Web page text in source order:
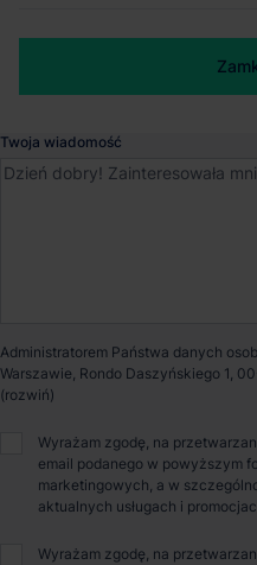
Bartosz
Dostępna powierzchnia
Dostępność
Twoja wiadomość
Administratorem Państwa danych
Warszawie, Rondo Daszyńskiego 1,
Wyrażam zgodę, na
email podanego w powyższym
marketingowych, a w
aktualnych usługach i
Wyrażam zgodę, na